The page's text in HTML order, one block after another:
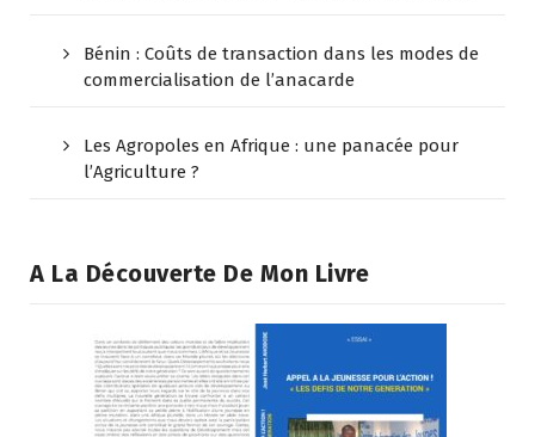
Bénin : Coûts de transaction dans les modes de
commercialisation de l’anacarde
Les Agropoles en Afrique : une panacée pour
l’Agriculture ?
A La Découverte De Mon Livre